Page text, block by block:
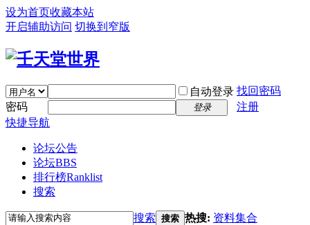
设为首页收藏本站
开启辅助访问 切换到窄版
自动登录 找回密码
密码
登录
注册
快捷导航
论坛公告
论坛BBS
排行榜Ranklist
搜索
搜索 搜索 热搜: 资料集合